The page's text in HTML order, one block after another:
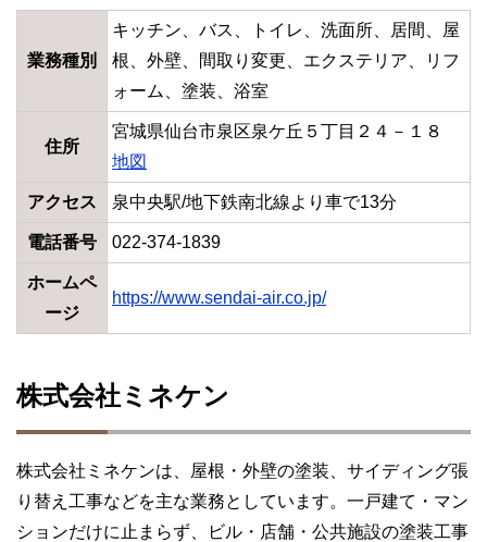
業務種別
キッチン、バス、トイレ、洗面所、居間、屋
根、外壁、間取り変更、エクステリア、リフ
ォーム、塗装、浴室
住所
宮城県仙台市泉区泉ケ丘５丁目２４－１８
地図
アクセス 泉中央駅/地下鉄南北線より車で13分
電話番号 022-374-1839
ホームペ
ージ
https://www.sendai-air.co.jp/
株式会社ミネケン
株式会社ミネケンは、屋根・外壁の塗装、サイディング張
り替え工事などを主な業務としています。一戸建て・マン
ションだけに止まらず、ビル・店舗・公共施設の塗装工事